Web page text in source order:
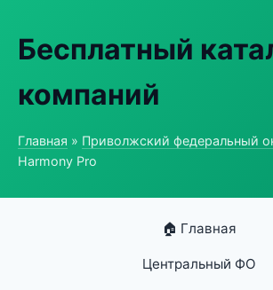
Бесплатный
компаний
Главная » Приволжский федеральный
Harmony Pro
🏠 Главная
Центральный ФО